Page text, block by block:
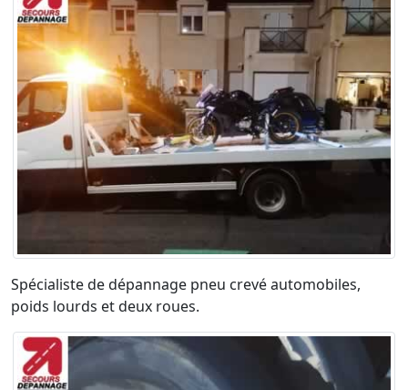
Spécialiste de dépannage pneu crevé automobiles,
poids lourds et deux roues.